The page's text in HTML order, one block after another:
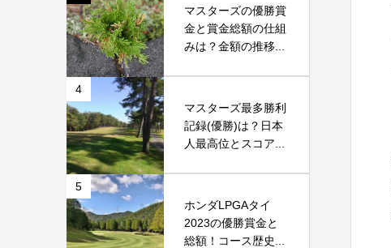
マスターズの優勝賞
金と賞金総額の仕組
みは？金額の推移...
4
マスターズ最多勝利
記録(優勝)は？日本
人最高位とスコア...
5
ホンダLPGAタイ
2023の優勝賞金と
総額！コース歴史...